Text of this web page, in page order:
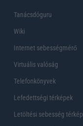
Tanácsdóguru
Wiki
Internet sebességmérő
Virtuális valóság
Telefonkönyvek
Lefedettségi térképek
Letöltési sebesség térkép